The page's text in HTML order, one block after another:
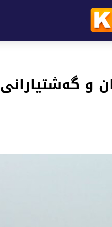
و گەشتیارانى